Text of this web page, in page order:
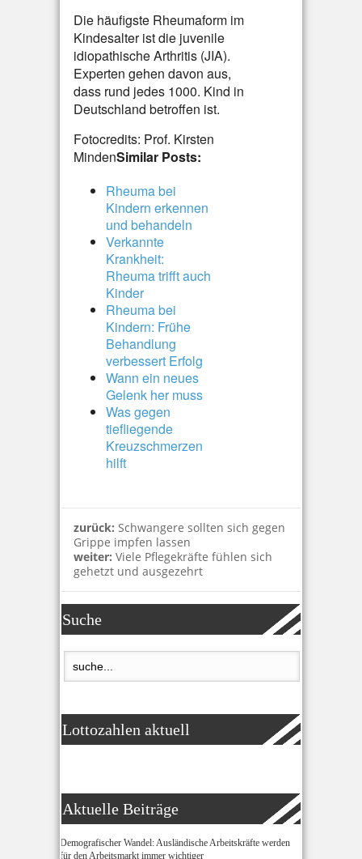
Die häufigste Rheumaform im
Kindesalter ist die juvenile
idiopathische Arthritis (JIA).
Experten gehen davon aus,
dass rund jedes 1000. Kind in
Deutschland betroffen ist.
Fotocredits: Prof. Kirsten
MindenSimilar Posts:
Rheuma bei
Kindern erkennen
und behandeln
Verkannte
Krankheit:
Rheuma trifft auch
Kinder
Rheuma bei
Kindern: Frühe
Behandlung
verbessert Erfolg
Wann ein neues
Gelenk her muss
Was gegen
tiefliegende
Kreuzschmerzen
hilft
zurück: Schwangere sollten sich gegen
Grippe impfen lassen
weiter: Viele Pflegekräfte fühlen sich
gehetzt und ausgezehrt
Suche
Lottozahlen aktuell
Aktuelle Beiträge
Demografischer Wandel: Ausländische Arbeitskräfte werden
für den Arbeitsmarkt immer wichtiger